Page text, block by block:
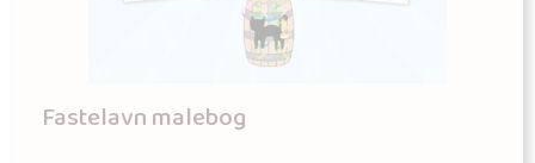
Fastelavn malebog